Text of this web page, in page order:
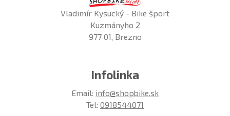
Vladimír Kysucký - Bike šport
Kuzmányho 2
977 01, Brezno
Infolinka
Email: info@shopbike.sk
Tel: 0918544071